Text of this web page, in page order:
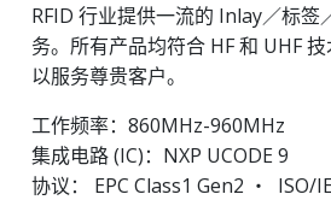
RFID 行业提供一流的 Inlay／标签
务。所有产品均符合 HF 和 UHF 技
以服务尊贵客户。
工作频率：860MHz-960MHz
集成电路 (IC)：NXP UCODE 9
协议： EPC Class1 Gen2 ‧ ISO/